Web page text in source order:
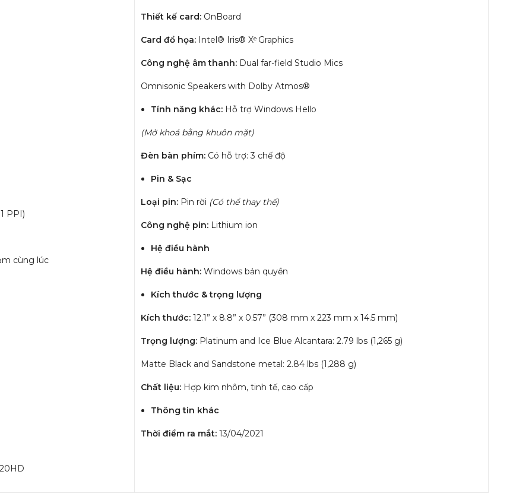
PPI)
cùng lúc
Thiết kế card: OnBoard
Card đồ họa: Intel® Iris® Xᵉ Graphics
Công nghệ âm thanh: Dual far-field Studio Mics
Omnisonic Speakers with Dolby Atmos®
Tính năng khác: Hỗ trợ Windows Hello
(Mở khoá bằng khuôn mặt)
Đèn bàn phím: Có hỗ trợ: 3 chế độ
Pin & Sạc
Loại pin: Pin rời (Có thể thay thế)
Công nghệ pin: Lithium ion
Hệ điều hành
Hệ điều hành: Windows bản quyền
Kích thước & trọng lượng
Kích thước: 12.1” x 8.8” x 0.57” (308 mm x 223 mm x 14.5 mm)
Trọng lượng: Platinum and Ice Blue Alcantara: 2.79 lbs (1,265 g)
Matte Black and Sandstone metal: 2.84 lbs (1,288 g)
Chất liệu: Hợp kim nhôm, tinh tế, cao cấp
Thông tin khác
Thời điểm ra mắt: 13/04/2021